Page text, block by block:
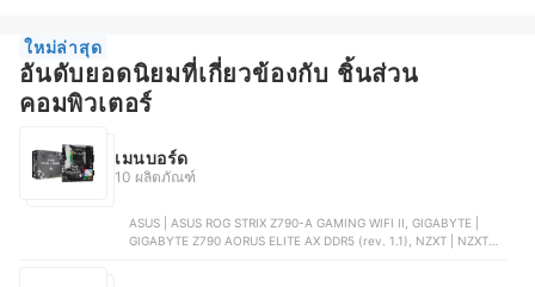
ใหม่ล่าสุด
อันดับยอดนิยมที่เกี่ยวข้องกับ ชิ้นส่วน
คอมพิวเตอร์
เมนบอร์ด
10 ผลิตภัณฑ์
ASUS | ASUS ROG STRIX Z790-A GAMING WIFI II, GIGABYTE |
GIGABYTE Z790 AORUS ELITE AX DDR5 (rev. 1.1), NZXT | NZXT